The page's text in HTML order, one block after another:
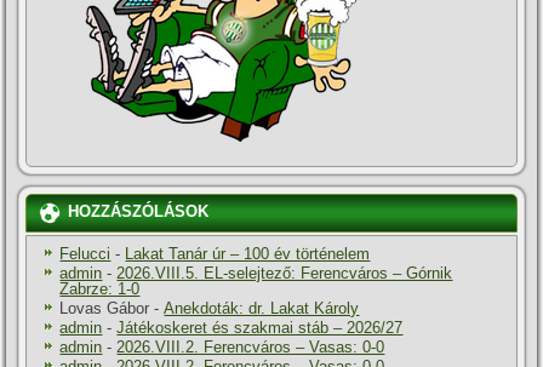
HOZZÁSZÓLÁSOK
Felucci - Lakat Tanár úr – 100 év történelem
admin -2026.VIII.5. EL-selejtező: Ferencváros – Górnik
Zabrze: 1-0
Lovas Gábor -Anekdoták: dr. Lakat Károly
admin -Játékoskeret és szakmai stáb – 2026/27
admin -2026.VIII.2. Ferencváros – Vasas: 0-0